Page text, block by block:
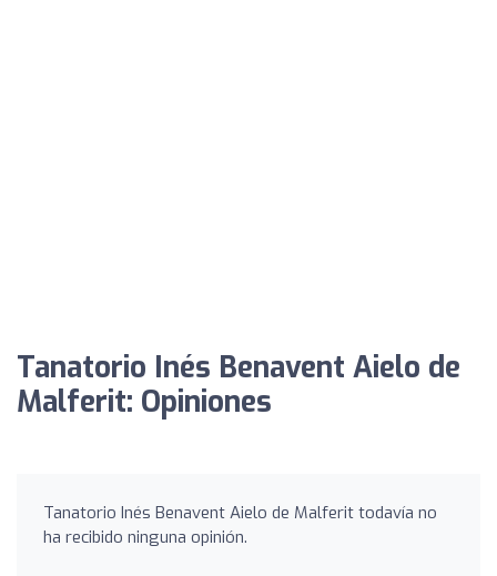
Tanatorio Inés Benavent Aielo de
Malferit: Opiniones
Tanatorio Inés Benavent Aielo de Malferit todavía no
ha recibido ninguna opinión.